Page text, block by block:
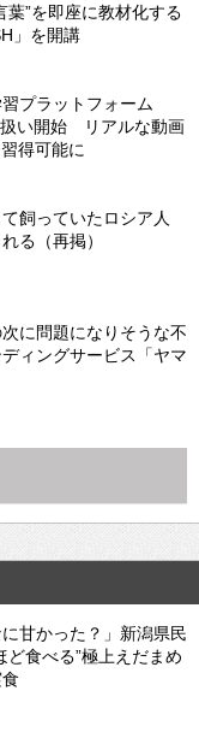
葉”を即座に教材化する
」を開講
プラットフォーム
扱い開始 リアルな動画
得可能に
飼っていたロシア人
る（再掲）
に問題になりそうな不
ィングサービス「ヤマ
甘かった？」新潟県民
ど食べる”極上えだまめ